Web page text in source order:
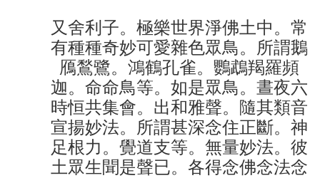
又舍利子。極樂世界淨佛土中。常
有種種奇妙可愛雜色眾鳥。所謂鵝
鴈鶖鷺。鴻鶴孔雀。鸚鵡羯羅頻
迦。命命鳥等。如是眾鳥。晝夜六
時恒共集會。出和雅聲。隨其類音
宣揚妙法。所謂甚深念住正斷。神
足根力。覺道支等。無量妙法。彼
土眾生聞是聲已。各得念佛念法念